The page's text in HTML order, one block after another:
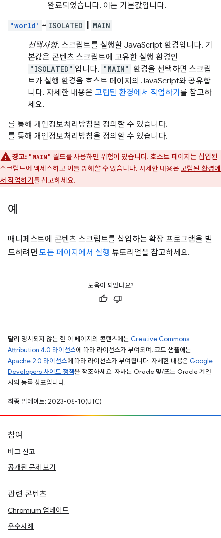
완료되었습니다. 이는 기본값입니다.
"world" ~ ISOLATED MAIN
선택사항. 스크립트를 실행할 JavaScript 환경입니다. 기
본값은 콘텐츠 스크립트에 고유한 실행 환경인
"ISOLATED" 입니다. "MAIN"
환경을 선택하면 스크립
트가 실행 환경을 호스트 페이지의 JavaScript와 공유합
니다. 자세한 내용은 고립된 환경에서 작업하기 를 참고하
세요.
를 통해 개인정보처리방침을 정의할 수 있습니다.
를 통해 개인정보처리방침을 정의할 수 있습니다.
경고: "MAIN" 월드를 사용하면 위험이 있습니다. 호스트 페이지는 삽입된
스크립트에 액세스하고 이를 방해할 수 있습니다. 자세한 내용은고립된 환경에
서 작업하기 를 참고하세요.
예
매니페스트에 콘텐츠 스크립트를 삽입하는 확장 프로그램을 빌
드하려면 모든 페이지에서 실행 튜토리얼을 참고하세요.
도움이 되었나요?
달리 명시되지 않는 한 이 페이지의 콘텐츠에는 Creative Commons
Attribution 4.0 라이선스에 따라 라이선스가 부여되며, 코드 샘플에는
Apache 2.0 라이선스에 따라 라이선스가 부여됩니다. 자세한 내용은 Google
Developers 사이트 정책을 참조하세요. 자바는 Oracle 및/또는 Oracle 계열
사의 등록 상표입니다.
최종 업데이트: 2023-08-10(UTC)
참여
버그 신고
공개된 문제 보기
관련 콘텐츠
Chromium 업데이트
우수사례